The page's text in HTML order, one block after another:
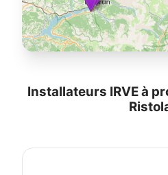
Installateurs IRVE à